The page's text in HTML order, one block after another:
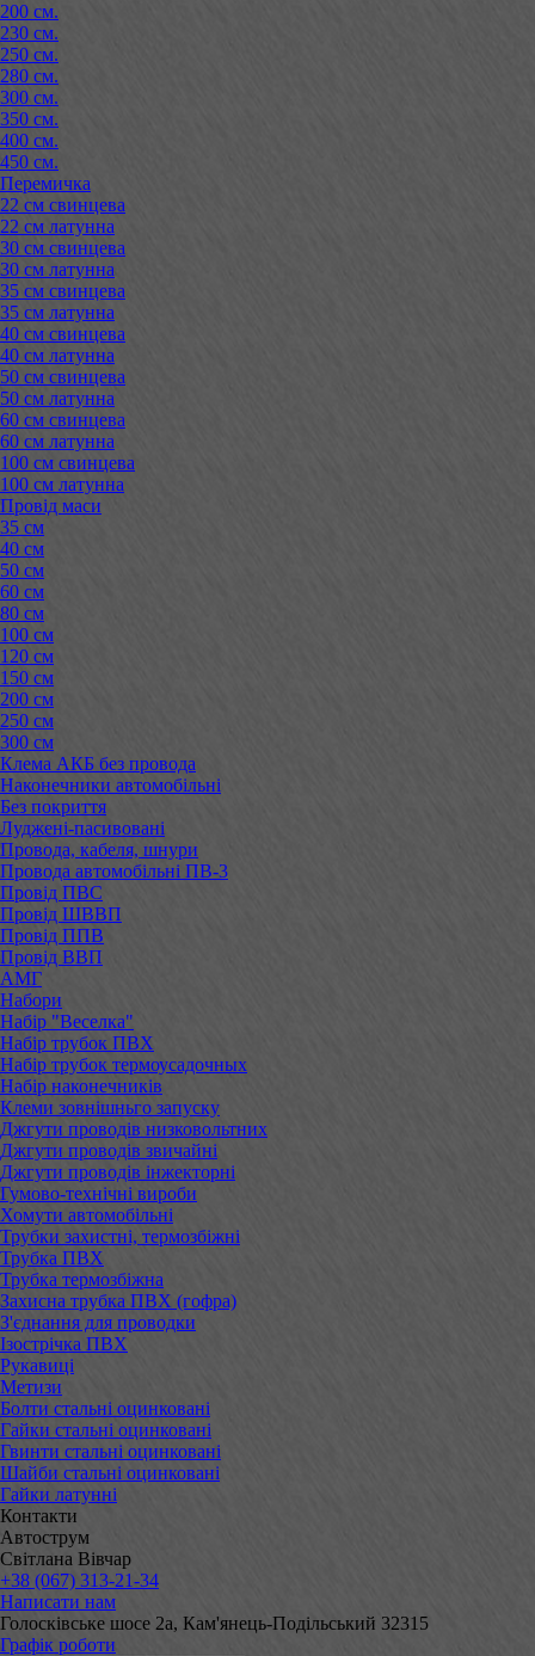
200 см.
230 см.
250 см.
280 см.
300 см.
350 см.
400 см.
450 см.
Перемичка
22 см свинцева
22 см латунна
30 см свинцева
30 см латунна
35 см свинцева
35 см латунна
40 см свинцева
40 см латунна
50 см свинцева
50 см латунна
60 см свинцева
60 см латунна
100 см свинцева
100 см латунна
Провід маси
35 см
40 см
50 см
60 см
80 см
100 см
120 см
150 см
200 см
250 см
300 см
Клема АКБ без провода
Наконечники автомобільні
Без покриття
Луджені-пасивовані
Провода, кабеля, шнури
Провода автомобільні ПВ-3
Провід ПВС
Провід ШВВП
Провід ППВ
Провід ВВП
АМГ
Набори
Набір "Веселка"
Набір трубок ПВХ
Набір трубок термоусадочных
Набір наконечників
Клеми зовнішньго запуску
Джгути проводів низковольтних
Джгути проводів звичайні
Джгути проводів інжекторні
Гумово-технічні вироби
Хомути автомобільні
Трубки захистні, термозбіжні
Трубка ПВХ
Трубка термозбіжна
Захисна трубка ПВХ (гофра)
З'єднання для проводки
Ізострічка ПВХ
Рукавиці
Метизи
Болти стальні оцинковані
Гайки стальні оцинковані
Гвинти стальні оцинковані
Шайби стальні оцинковані
Гайки латунні
Контакти
Автострум
Світлана Вівчар
+38 (067) 313-21-34
Написати нам
Голосківське шосе 2а, Кам'янець-Подільський 32315
Графік роботи